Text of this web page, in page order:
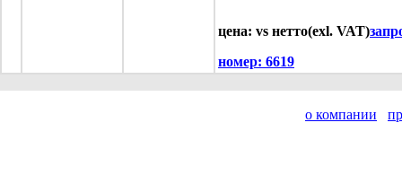
цена: vs нетто(exl. VAT)
номер: 6619
о компании